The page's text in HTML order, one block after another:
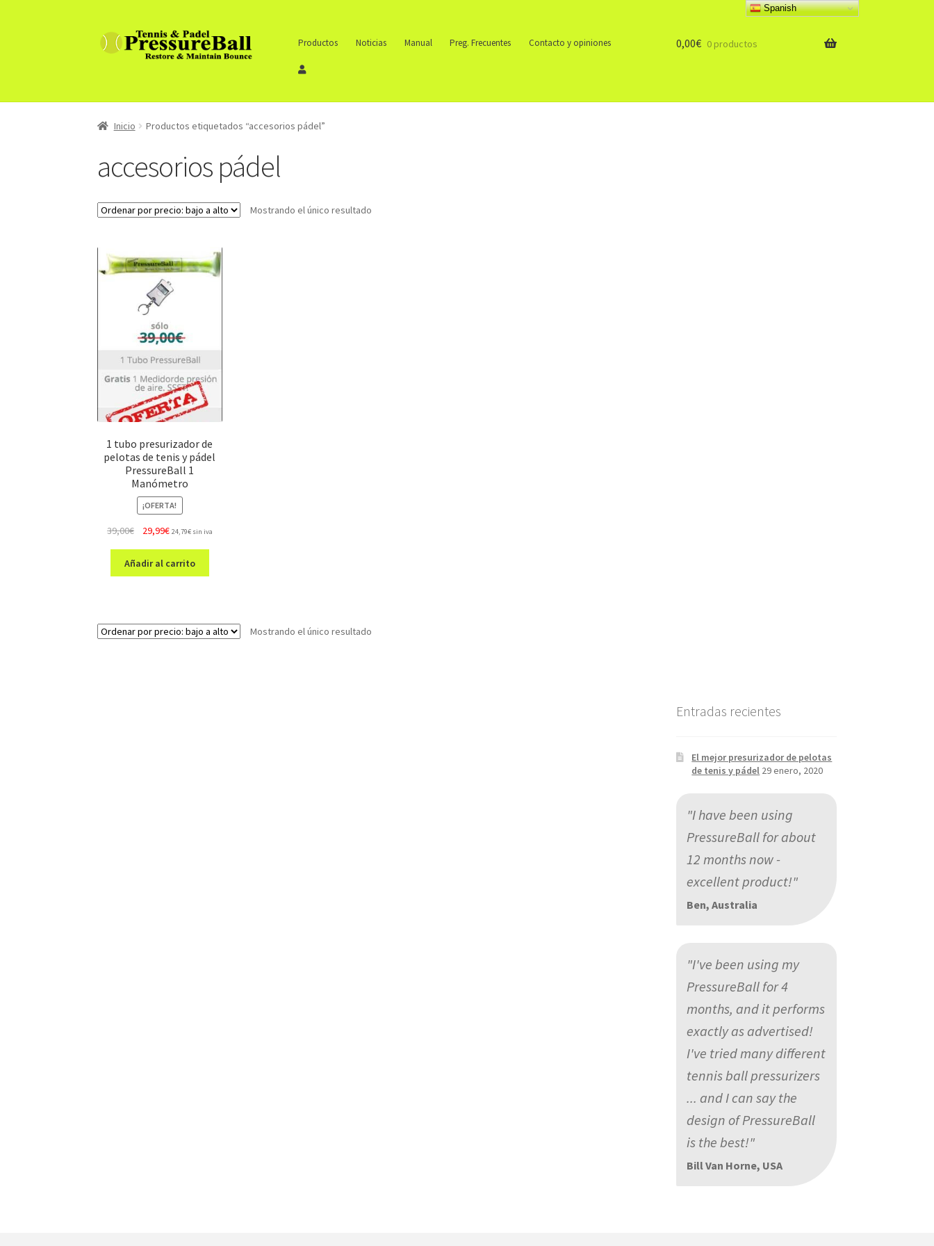
Ir
Ir
al
Productos Noticias Manual Preg. Frecuentes Contacto y opiniones 0,00€ 0 productos
Inicio Productos etiquetados “accesorios pádel”
accesorios pádel
Mostrando el único resultado
1 tubo presurizador de
pelotas de tenis y pádel
PressureBall 1
Manómetro
¡OFERTA!
39,00€
original
era:
29,99€El
actual
es:
24,79€sin iva
Añadir al carrito
Mostrando el único resultado
Entradas recientes
El mejor presurizador de pelotas
de tenis y pádel 29 enero, 2020
"I have been using
PressureBall for about
12 months now -
excellent product!"
Ben, Australia
"I've been using my
PressureBall for 4
months, and it performs
exactly as advertised!
I've tried many different
tennis ball pressurizers
... and I can say the
design of PressureBall
is the best!"
Bill Van Horne, USA
Spanish